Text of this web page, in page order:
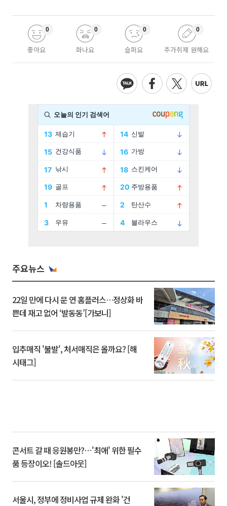
좋아요
0
화나요
0
슬퍼요
0
추가취재 원해요
0
주요뉴스
22일 만에 다시 문 연 홈플러스…정상화 바
쁜데 재고 없어 ‘발동동’[가보니]
입추매직 '불발', 처서매직은 올까요? [해
시태그]
콘서트 갈 때 응원봉만?⋯'최애' 위한 필수
품 등장이오! [솔드아웃]
서울시, 정부에 정비사업 규제 완화 '건